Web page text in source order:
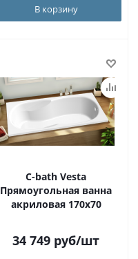
В корзину
С-bath Vesta
Прямоугольная ванна
акриловая 170х70
34 749 руб/шт